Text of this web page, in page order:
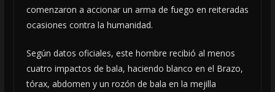
comenzaron a accionar un arma de fuego en reiteradas
ocasiones contra la humanidad.
Según datos oficiales, este hombre recibió al menos
cuatro impactos de bala, haciendo blanco en el Brazo,
tórax, abdomen y un rozón de bala en la mejilla